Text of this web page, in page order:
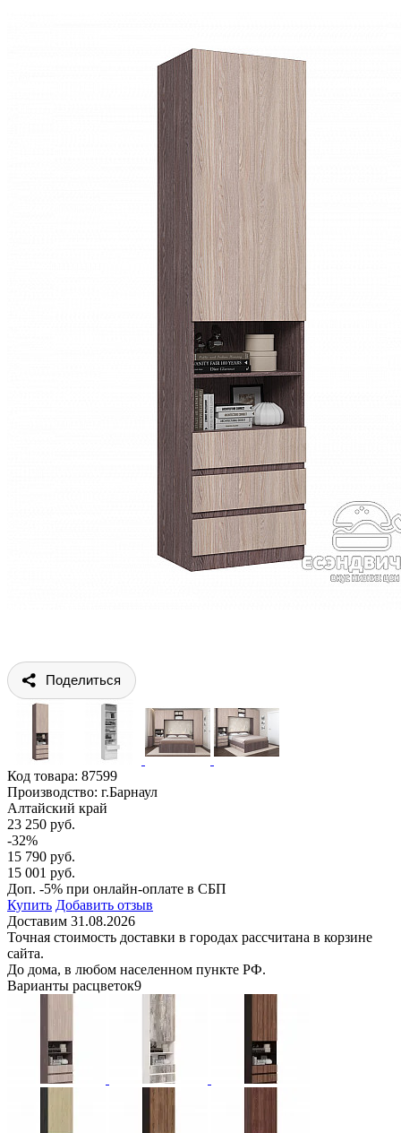
Поделиться
Код товара: 87599
Производство: г.Барнаул
Алтайский край
23 250 руб.
-32%
15 790 руб.
15 001 руб.
Доп. -5% при онлайн-оплате в СБП
Купить Добавить отзыв
Доставим 31.08.2026
Точная стоимость доставки в городах рассчитана в корзине
сайта.
До дома, в любом населенном пункте РФ.
Варианты расцветок9